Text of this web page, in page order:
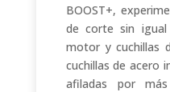
BOOST+,
de corte sin
motor y cuchillas
cuchillas de acero
afiladas por